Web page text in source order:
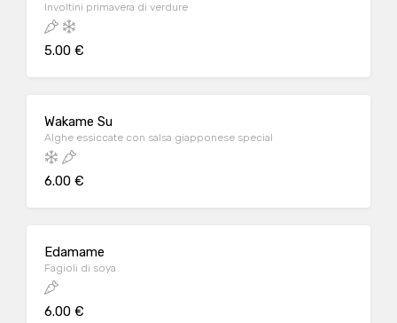
Involtini primavera di verdure
5.00 €
Wakame Su
Alghe essiccate con salsa giapponese special
6.00 €
Edamame
Fagioli di soya
6.00 €